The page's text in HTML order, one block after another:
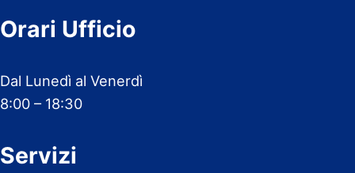
Orari Ufficio
Dal Lunedì al Venerdì
8:00 – 18:30
Servizi